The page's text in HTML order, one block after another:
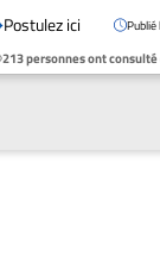
Postulez ici Publié
213 personnes ont